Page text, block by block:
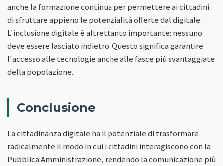
anche la formazione continua per permettere ai cittadini
di sfruttare appieno le potenzialità offerte dal digitale.
L'inclusione digitale è altrettanto importante: nessuno
deve essere lasciato indietro. Questo significa garantire
l'accesso alle tecnologie anche alle fasce più svantaggiate
della popolazione.
Conclusione
La cittadinanza digitale ha il potenziale di trasformare
radicalmente il modo in cui i cittadini interagiscono con la
Pubblica Amministrazione, rendendo la comunicazione più